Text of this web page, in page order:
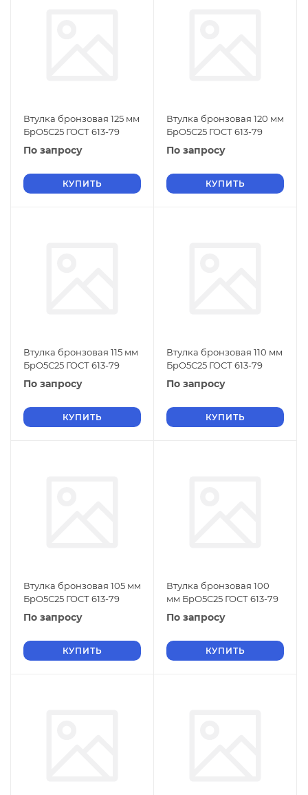
Втулка бронзовая 125 мм
БрО5С25 ГОСТ 613-79
По запросу
КУПИТЬ
Втулка бронзовая 120 мм
БрО5С25 ГОСТ 613-79
По запросу
КУПИТЬ
Втулка бронзовая 115 мм
БрО5С25 ГОСТ 613-79
По запросу
КУПИТЬ
Втулка бронзовая 110 мм
БрО5С25 ГОСТ 613-79
По запросу
КУПИТЬ
Втулка бронзовая 105 мм
БрО5С25 ГОСТ 613-79
По запросу
КУПИТЬ
Втулка бронзовая 100
мм БрО5С25 ГОСТ 613-79
По запросу
КУПИТЬ